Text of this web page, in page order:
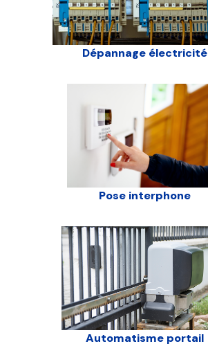
Dépannage électricité
Pose interphone
Automatisme portail